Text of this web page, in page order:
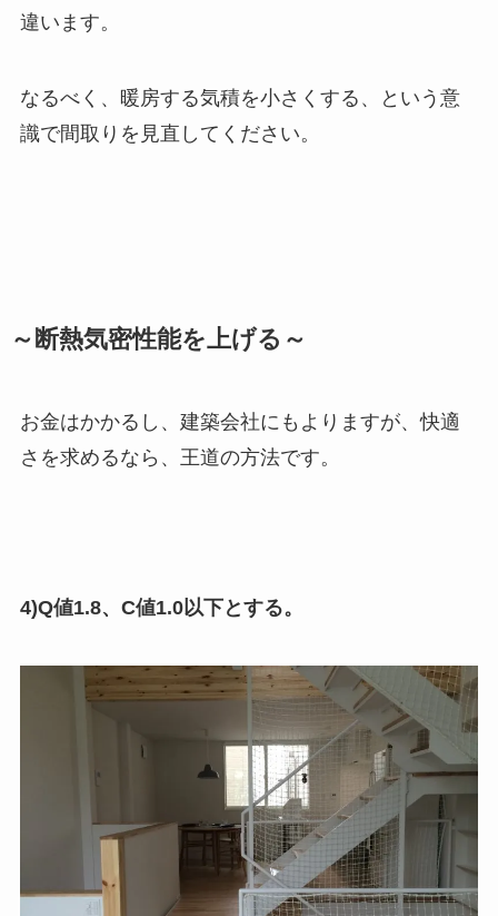
違います。
なるべく、暖房する気積を小さくする、という意
識で間取りを見直してください。
～断熱気密性能を上げる～
お金はかかるし、建築会社にもよりますが、快適
さを求めるなら、王道の方法です。
4)Q値1.8、C値1.0以下とする。